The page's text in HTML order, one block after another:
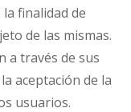
finalidad de
de las mismas.
a través de sus
aceptación de la
usuarios.